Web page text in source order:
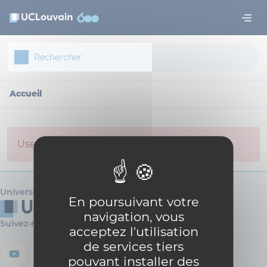
En poursuivant votre
navigation, vous
acceptez l'utilisation
de services tiers
pouvant installer des
Accueil
User carole.delforge not found.
Université catholique de Louvain
Suivez-nous